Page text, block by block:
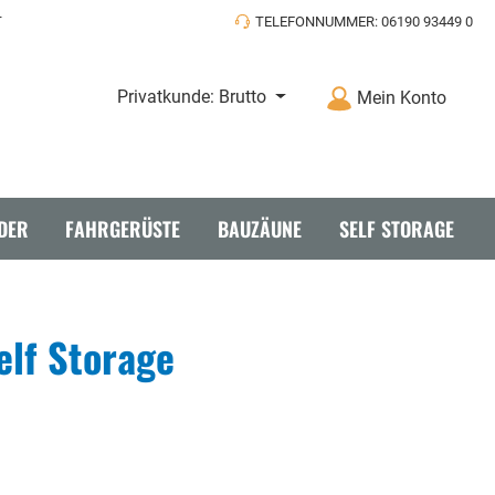
TELEFONNUMMER: 06190 93449 0
Privatkunde: Brutto Mein Konto
FAHRGERÜSTE BAUZÄUNE SELF STORAGE
Storage